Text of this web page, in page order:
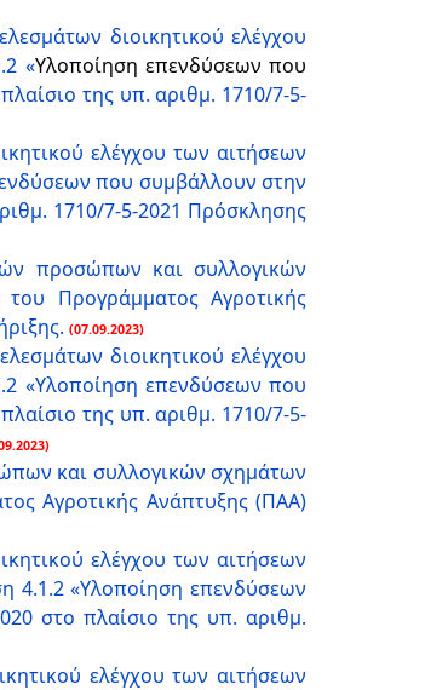
διοικητικού ελέγχου
«Υλοποίηση επενδύσεων που
της υπ. αριθμ. 1710/7-5-
ελέγχου των αιτήσεων
που συμβάλλουν στην
1710/7-5-2021 Πρόσκλησης
προσώπων και συλλογικών
Προγράμματος Αγροτικής
(07.09.2023)
διοικητικού ελέγχου
«Υλοποίηση επενδύσεων που
της υπ. αριθμ. 1710/7-5-
και συλλογικών σχημάτων
Αγροτικής Ανάπτυξης (ΠΑΑ)
ελέγχου των αιτήσεων
4.1.2 «Υλοποίηση επενδύσεων
στο πλαίσιο της υπ. αριθμ.
ελέγχου των αιτήσεων